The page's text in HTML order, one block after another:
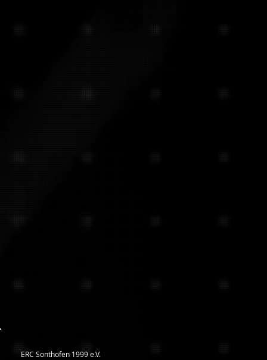
ERC Sonthofen 1999 e.V.